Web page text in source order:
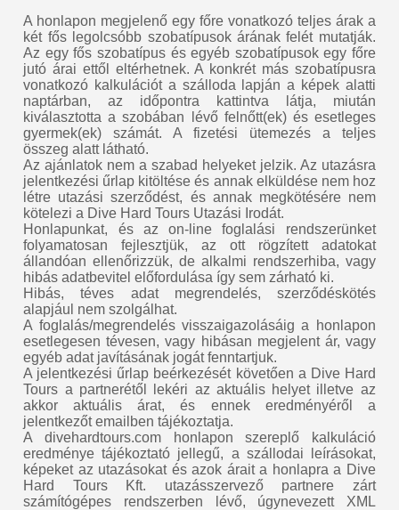
A honlapon megjelenő egy főre vonatkozó teljes árak a
két fős legolcsóbb szobatípusok árának felét mutatják.
Az egy fős szobatípus és egyéb szobatípusok egy főre
jutó árai ettől eltérhetnek. A konkrét más szobatípusra
vonatkozó kalkulációt a szálloda lapján a képek alatti
naptárban, az időpontra kattintva látja, miután
kiválasztotta a szobában lévő felnőtt(ek) és esetleges
gyermek(ek) számát. A fizetési ütemezés a teljes
összeg alatt látható.
Az ajánlatok nem a szabad helyeket jelzik. Az utazásra
jelentkezési űrlap kitöltése és annak elküldése nem hoz
létre utazási szerződést, és annak megkötésére nem
kötelezi a Dive Hard Tours Utazási Irodát.
Honlapunkat, és az on-line foglalási rendszerünket
folyamatosan fejlesztjük, az ott rögzített adatokat
állandóan ellenőrizzük, de alkalmi rendszerhiba, vagy
hibás adatbevitel előfordulása így sem zárható ki.
Hibás, téves adat megrendelés, szerződéskötés
alapjául nem szolgálhat.
A foglalás/megrendelés visszaigazolásáig a honlapon
esetlegesen tévesen, vagy hibásan megjelent ár, vagy
egyéb adat javításának jogát fenntartjuk.
A jelentkezési űrlap beérkezését követően a Dive Hard
Tours a partnerétől lekéri az aktuális helyet illetve az
akkor aktuális árat, és ennek eredményéről a
jelentkezőt emailben tájékoztatja.
A divehardtours.com honlapon szereplő kalkuláció
eredménye tájékoztató jellegű, a szállodai leírásokat,
képeket az utazásokat és azok árait a honlapra a Dive
Hard Tours Kft. utazásszervező partnere zárt
számítógépes rendszerben lévő, úgynevezett XML